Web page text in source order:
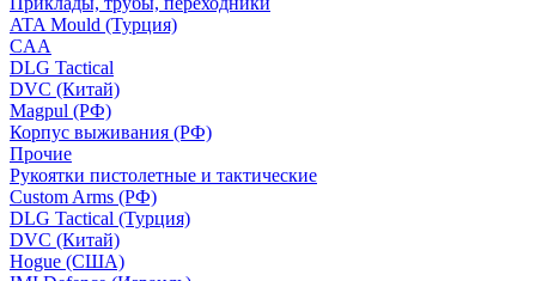
ATA Mould (Турция)
CAA
DLG Tactical
DVC (Китай)
Magpul (РФ)
Корпус выживания (РФ)
Прочие
Рукоятки пистолетные и тактические
Custom Arms (РФ)
DLG Tactical (Турция)
DVC (Китай)
Hogue (США)